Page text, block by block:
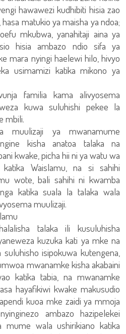
hawawezi kudhibiti hisia zao
matukio ya maisha ya ndoa;
mkubwa, yanahitaji aina ya
hisia ambazo ndio sifa ya
mara nyingi haelewi hilo, hivyo
usimamizi katika mikono ya
familia kama alivyosema
kuwa suluhishi pekee la
mbili.
muulizaji ya mwanamume
kisha anatoa talaka na
kwake, picha hii ni ya watu wa
Waislamu, na si sahihi
wote, bali sahihi ni kwamba
katika suala la talaka wala
muulizaji.
talaka ili kusuluhisha
kuzuka kati ya mke na
isipokuwa kutengena,
mwanamke kisha akabaini
katika tabia, na mwanamke
hayafikiwi kwake makusudio
kuoa mke zaidi ya mmoja
ambazo hazipelekei
wala ushirikiano katika